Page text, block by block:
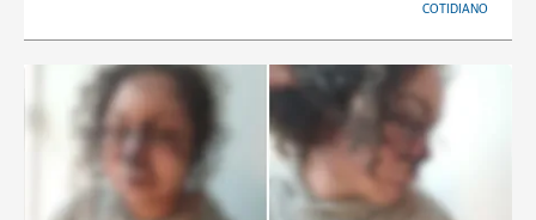
COTIDIANO